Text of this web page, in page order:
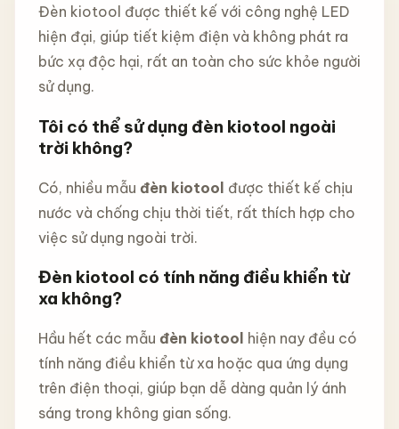
Đèn kiotool được thiết kế với công nghệ LED
hiện đại, giúp tiết kiệm điện và không phát ra
bức xạ độc hại, rất an toàn cho sức khỏe người
sử dụng.
Tôi có thể sử dụng đèn kiotool ngoài
trời không?
Có, nhiều mẫu đèn kiotool được thiết kế chịu
nước và chống chịu thời tiết, rất thích hợp cho
việc sử dụng ngoài trời.
Đèn kiotool có tính năng điều khiển từ
xa không?
Hầu hết các mẫu đèn kiotool hiện nay đều có
tính năng điều khiển từ xa hoặc qua ứng dụng
trên điện thoại, giúp bạn dễ dàng quản lý ánh
sáng trong không gian sống.